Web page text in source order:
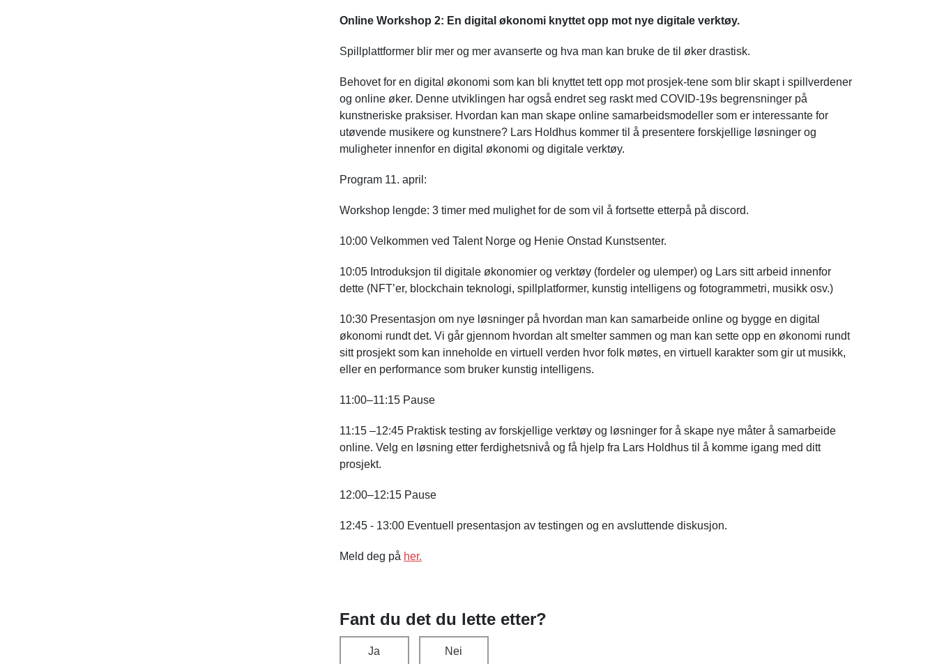
Online Workshop 2: En digital økonomi knyttet opp mot nye digitale verktøy.
Spillplattformer blir mer og mer avanserte og hva man kan bruke de til øker drastisk.
Behovet for en digital økonomi som kan bli knyttet tett opp mot prosjek-tene som blir skapt i spillverdener
og online øker. Denne utviklingen har også endret seg raskt med COVID-19s begrensninger på
kunstneriske praksiser. Hvordan kan man skape online samarbeidsmodeller som er interessante for
utøvende musikere og kunstnere? Lars Holdhus kommer til å presentere forskjellige løsninger og
muligheter innenfor en digital økonomi og digitale verktøy.
Program 11. april:
Workshop lengde: 3 timer med mulighet for de som vil å fortsette etterpå på discord.
10:00 Velkommen ved Talent Norge og Henie Onstad Kunstsenter.
10:05 Introduksjon til digitale økonomier og verktøy (fordeler og ulemper) og Lars sitt arbeid innenfor
dette (NFT’er, blockchain teknologi, spillplatformer, kunstig intelligens og fotogrammetri, musikk osv.)
10:30 Presentasjon om nye løsninger på hvordan man kan samarbeide online og bygge en digital
økonomi rundt det. Vi går gjennom hvordan alt smelter sammen og man kan sette opp en økonomi rundt
sitt prosjekt som kan inneholde en virtuell verden hvor folk møtes, en virtuell karakter som gir ut musikk,
eller en performance som bruker kunstig intelligens.
11:00–11:15 Pause
11:15 –12:45 Praktisk testing av forskjellige verktøy og løsninger for å skape nye måter å samarbeide
online. Velg en løsning etter ferdighetsnivå og få hjelp fra Lars Holdhus til å komme igang med ditt
prosjekt.
12:00–12:15 Pause
12:45 - 13:00 Eventuell presentasjon av testingen og en avsluttende diskusjon.
Meld deg på her.
Fant du det du lette etter?
Ja Nei